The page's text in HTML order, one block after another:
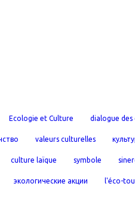
Ecologie et Culture dialogue des
valeurs culturelles
culture laïque symbole
экологические акции l'éco-